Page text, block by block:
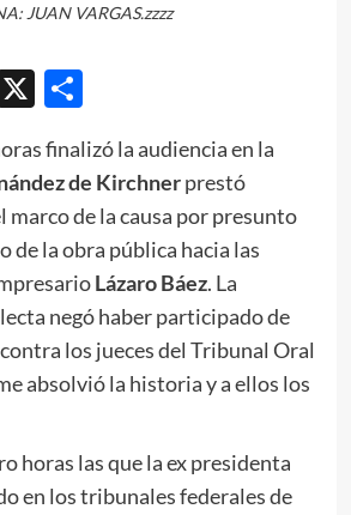
JUAN VARGAS.zzzz
X Compartir
finalizó la audiencia en la
de Kirchnerprestó
marco de la causa por presunto
de la obra pública hacia las
Lázaro Báez. La
negó haber participado de
los jueces del Tribunal Oral
absolvió la historia y a ellos los
horas las que la ex presidenta
en los tribunales federales de